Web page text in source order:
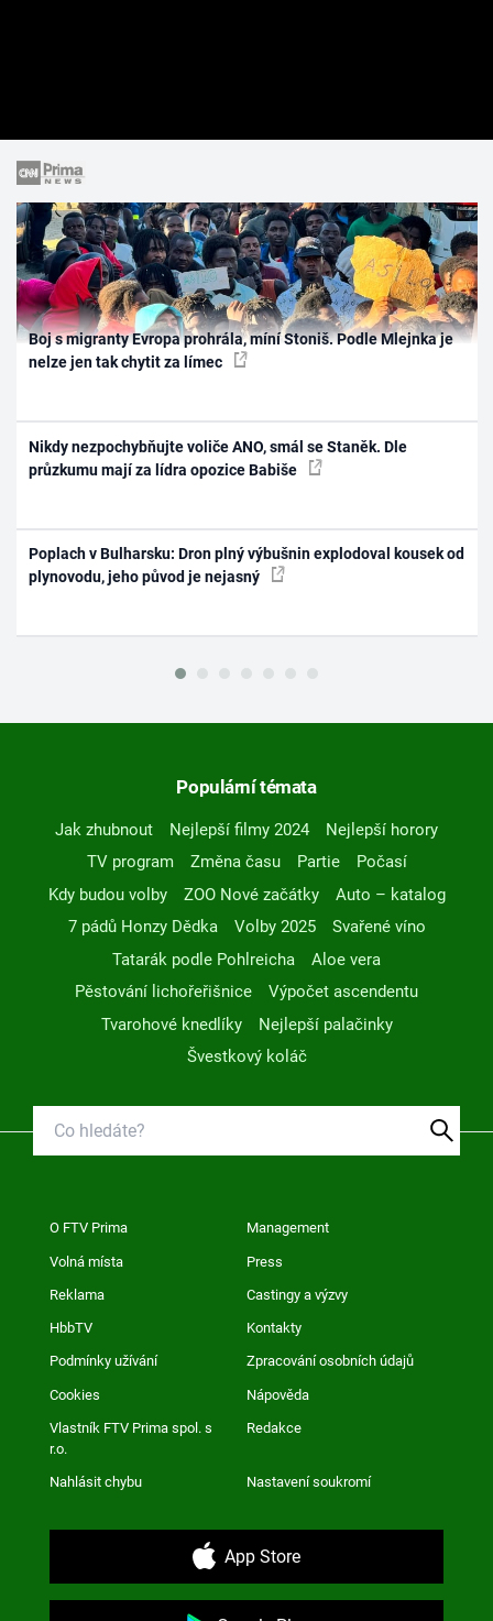
Boj s migranty Evropa prohrála, míní Stoniš. Podle Mlejnka je
nelze jen tak chytit za límec
Nikdy nezpochybňujte voliče ANO, smál se Staněk. Dle
průzkumu mají za lídra opozice Babiše
Poplach v Bulharsku: Dron plný výbušnin explodoval kousek od
plynovodu, jeho původ je nejasný
Populární témata
Jak zhubnout Nejlepší filmy 2024
Nejlepší horory
TV program
Změna času Partie
Počasí
Kdy budou volby
ZOO Nové začátky
Auto – katalog
7 pádů Honzy Dědka
Volby 2025
Svařené víno
Tatarák podle Pohlreicha
Aloe vera
Pěstování lichořeřišnice
Výpočet ascendentu
Tvarohové knedlíky
Nejlepší palačinky
Švestkový koláč
O FTV Prima Management
Volná místa Press
Reklama Castingy a výzvy
HbbTV Kontakty
Podmínky užívání Zpracování osobních údajů
Cookies Nápověda
Vlastník FTV Prima spol. s
r.o.
Redakce
Nahlásit chybu Nastavení soukromí
App Store